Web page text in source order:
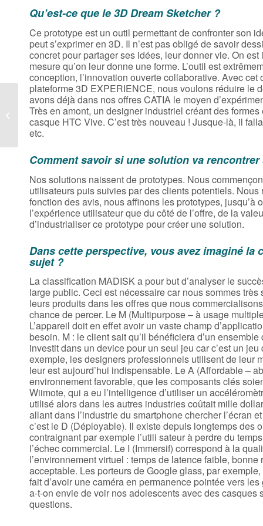
Qu’est-ce que le 3D Dream Sketcher ?
Ce prototype est un outil permettant de confronter son
peut s’exprimer en 3D. Il n’est pas obligé de savoir
concret pour partager ses idées, leur donner vie. On
mesure qu’on leur donne une forme. L’outil est
conception, l’innovation ouverte collaborative. Avec
plateforme 3D EXPERIENCE, nous voulons réduire le
avons déjà dans nos offres CATIA le moyen
Très en amont, un designer industriel créant des
casque HTC Vive. C’est très nouveau ! Jusque-là, il
etc.
Comment savoir si une solution va
Nos solutions naissent de prototypes. Nous
utilisateurs puis suivies par des clients potentiels.
fonction des avis, nous affinons les prototypes,
l’expérience utilisateur que du côté de l’offre, de la
d’industrialiser ce prototype pour créer une solution.
Dans cette perspective, vous avez imaginé
sujet ?
La classification MADISK a pour but d’analyser le
large public. Ceci est nécessaire car nous sommes
leurs produits dans les offres que nous
chance de percer. Le M (Multipurpose – à usage
L’appareil doit en effet avoir un vaste champ
besoin. M : le client sait qu’il bénéficiera d’un
investit dans un device pour un seul jeu car c’est un
exemple, les designers professionnels utilisent de leur
leur est aujourd’hui indispensable. Le A (Affordable –
environnement favorable, que les composants clés
Wiimote, qui a eu l’intelligence d’utiliser un
utilisé alors dans les autres industries coûtait mille
allant dans l’industrie du smartphone chercher l’écran
c’est le D (Déployable). Il existe depuis longtemps
contraignant par exemple l’utili sateur à perdre du
l’échec commercial. Le I (Immersif) correspond à la
l’environnement virtuel : temps de latence faible,
acceptable. Les porteurs de Google glass, par
fait d’avoir une caméra en permanence pointée vers
a-t-on envie de voir nos adolescents avec des casques
questions.
Soyooz